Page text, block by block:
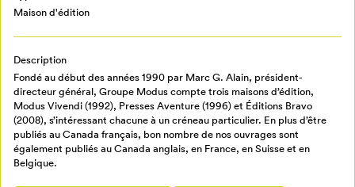
Retour à l’accueil
Maison d'édition
Description
Fondé au début des années 1990 par Marc G. Alain, président-
directeur général, Groupe Modus compte trois maisons d’édition,
Modus Vivendi (1992), Presses Aventure (1996) et Éditions Bravo
(2008), s’intéressant chacune à un créneau particulier. En plus d’être
publiés au Canada français, bon nombre de nos ouvrages sont
également publiés au Canada anglais, en France, en Suisse et en
Belgique.
Annuler